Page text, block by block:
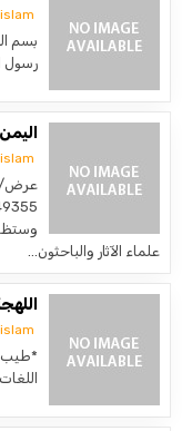
بسم
رسول
عرض/
علماء الآثار والباحثون…
*طيب